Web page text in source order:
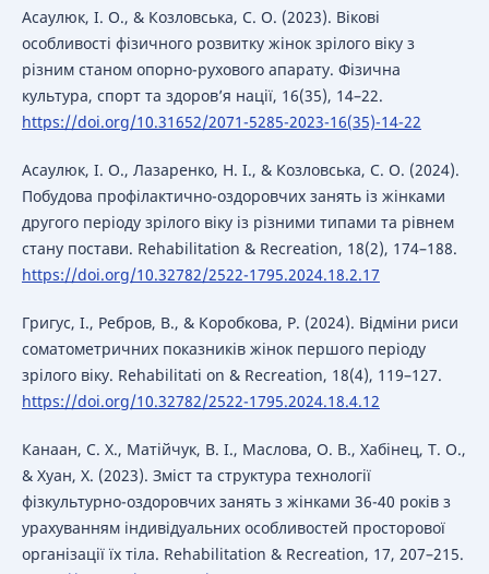
Асаулюк, І. О., & Козловська, С. О. (2023). Вікові
особливості фізичного розвитку жінок зрілого віку з
різним станом опорно-рухового апарату. Фізична
культура, спорт та здоров’я нації, 16(35), 14–22.
https://doi.org/10.31652/2071-5285-2023-16(35)-14-22
Асаулюк, І. О., Лазаренко, Н. І., & Козловська, С. О. (2024).
Побудова профілактично-оздоровчих занять із жінками
другого періоду зрілого віку із різними типами та рівнем
стану постави. Rehabilitation & Recreation, 18(2), 174–188.
https://doi.org/10.32782/2522-1795.2024.18.2.17
Григус, І., Ребров, В., & Коробкова, Р. (2024). Відміни риси
соматометричних показників жінок першого періоду
зрілого віку. Rehabilitati on & Recreation, 18(4), 119–127.
https://doi.org/10.32782/2522-1795.2024.18.4.12
Канаан, С. Х., Матійчук, В. І., Маслова, О. В., Хабінец, Т. О.,
& Хуан, Х. (2023). Зміст та структура технології
фізкультурно-оздоровчих занять з жінками 36-40 років з
урахуванням індивідуальних особливостей просторової
організації їх тіла. Rehabilitation & Recreation, 17, 207–215.